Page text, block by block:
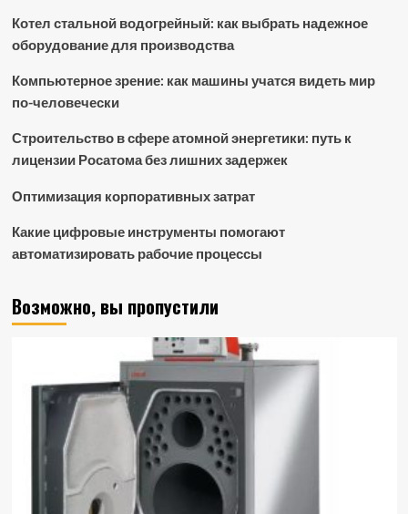
Котел стальной водогрейный: как выбрать надежное
оборудование для производства
Компьютерное зрение: как машины учатся видеть мир
по-человечески
Строительство в сфере атомной энергетики: путь к
лицензии Росатома без лишних задержек
Оптимизация корпоративных затрат
Какие цифровые инструменты помогают
автоматизировать рабочие процессы
Возможно, вы пропустили